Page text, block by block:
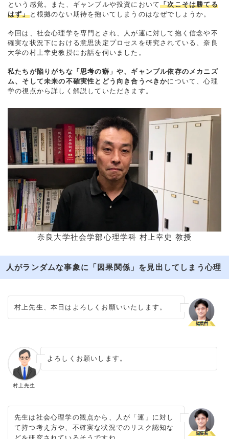
て1,000本を超える記事を執筆。生活に欠かせない「お金」
だからこそ最適な意思決定を支援したいという理念のもと
という感覚。また、ギャンブルや投資において「次こそは勝てる
はず」と根拠のない期待を抱いてしまうのはなぜでしょうか。
今回は、社会心理学を専門とされ、人が運に対して抱く信念や不
確実な状況下における意思決定プロセスを研究されている、奈良
大学の村上幸史教授にお話を伺いました。
私たちが陥りがちな「思考の癖」や、ギャンブル依存のメカニズ
ム、そして未来の不確実性とどう向き合うべきかについて、心理
学の視点から詳しく解説していただきます。
奈良大学社会学部心理学科 村上幸史 教授
人がランダムな事象に「因果関係」を見出してしまう心理
村上先生、本日はよろしくお願いいたします。
村上先生
よろしくお願いします。
先生は社会心理学の観点から、人が「運」に対し
て持つ考え方や、不確実な状況でのリスク認知な